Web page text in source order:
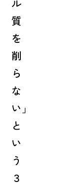
ル
質
を
削
ら
な
い」
と
い
う
３